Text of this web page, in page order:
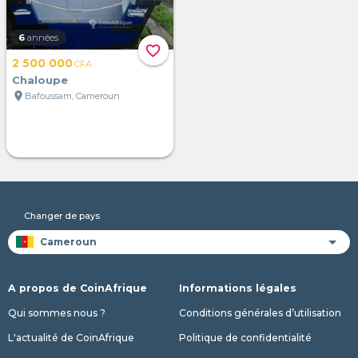
favorite_border
6 années
2 500 000CFA
Chaloupe
location_on Bafoussam, Cameroun
Changer de pays
A propos de CoinAfrique
Qui sommes nous ?
L'actualité de CoinAfrique
Informations légales
Conditions générales d’utilisation
Politique de confidentialité